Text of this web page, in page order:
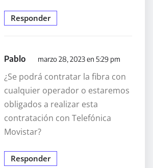
Responder
Pablo marzo 28, 2023 en 5:29 pm
¿Se podrá contratar la fibra con
cualquier operador o estaremos
obligados a realizar esta
contratación con Telefónica
Movistar?
Responder